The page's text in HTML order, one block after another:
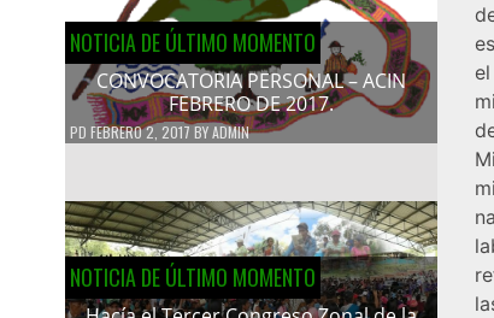
NOTICIA DE ÚLTIMO MOMENTO
CONVOCATORIA PERSONAL – ACIN
FEBRERO DE 2017.
PD FEBRERO 2, 2017BYADMIN
NOTICIA DE ÚLTIMO MOMENTO